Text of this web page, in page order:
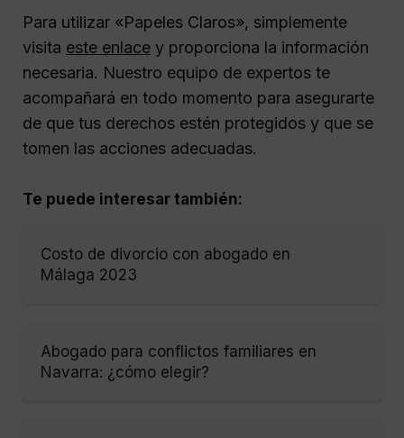
Para utilizar «Papeles Claros», simplemente
visita este enlace y proporciona la información
necesaria. Nuestro equipo de expertos te
acompañará en todo momento para asegurarte
de que tus derechos estén protegidos y que se
tomen las acciones adecuadas.
Te puede interesar también:
Costo de divorcio con abogado en
Málaga 2023
Abogado para conflictos familiares en
Navarra: ¿cómo elegir?